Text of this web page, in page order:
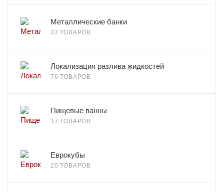
Металлические банки
37 ТОВАРОВ
Локализация разлива жидкостей
76 ТОВАРОВ
Пищевые ванны
17 ТОВАРОВ
Еврокубы
20 ТОВАРОВ